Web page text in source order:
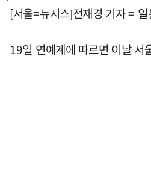
[서울=뉴시스]전재경 기자 =
19일 연예계에 따르면 이날 서